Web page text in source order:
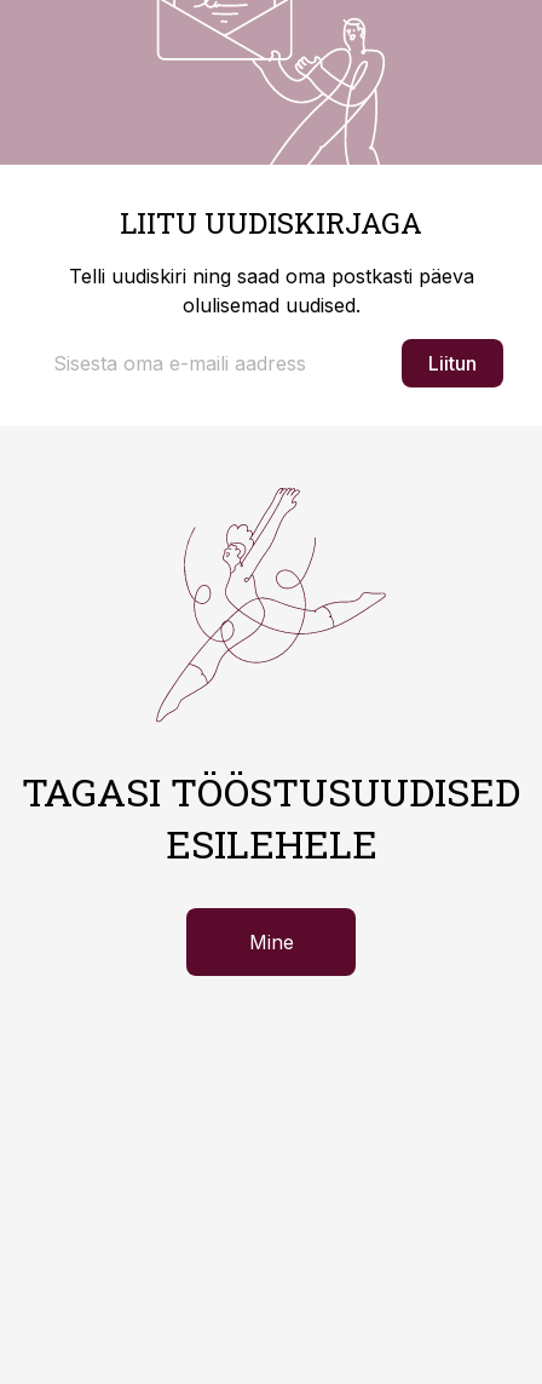
LIITU UUDISKIRJAGA
Telli uudiskiri ning saad oma postkasti päeva
olulisemad uudised.
Liitun
TAGASI TÖÖSTUSUUDISED
ESILEHELE
Mine